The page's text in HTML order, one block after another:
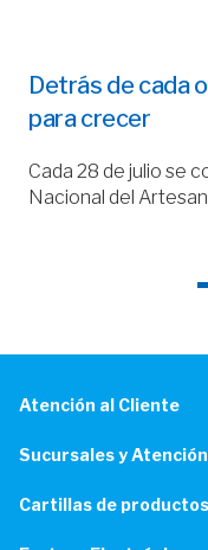
Detrás de cada
para crecer
Cada 28 de julio se
Nacional del
Atención al Cliente
Sucursales y
Cartillas de productos